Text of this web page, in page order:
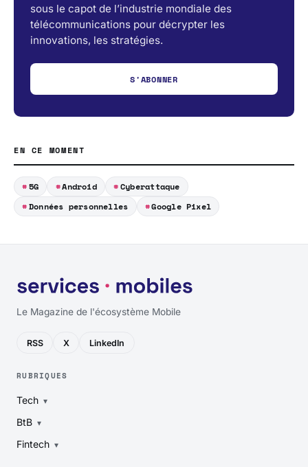
sous le capot de l’industrie mondiale des
télécommunications pour décrypter les
innovations, les stratégies.
S'ABONNER
EN CE MOMENT
5G Android
Cyberattaque
Données personnelles
Google Pixel
Le Magazine de l'écosystème Mobile
RSS X LinkedIn
RUBRIQUES
Tech
BtB
Fintech